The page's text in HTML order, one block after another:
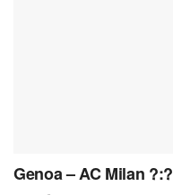
Genoa – AC Milan ?:?